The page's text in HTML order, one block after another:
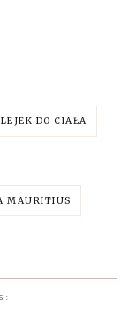
DO CIAŁA
MAURITIUS